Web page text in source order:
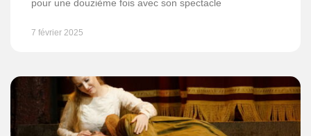
pour une douzième fois avec son spectacle
7 février 2025